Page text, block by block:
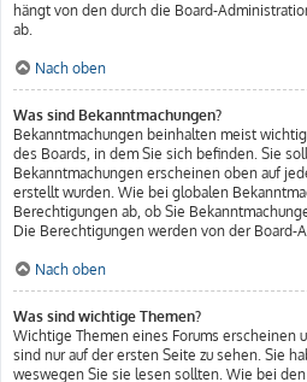
hängt von den durch die Board-
ab.
Nach oben
Was sind Bekanntmachungen?
Bekanntmachungen beinhalten meist
des Boards, in dem Sie sich befinden. Sie
Bekanntmachungen erscheinen oben auf
erstellt wurden. Wie bei globalen
Berechtigungen ab, ob Sie
Die Berechtigungen werden von der Board-
Nach oben
Was sind wichtige Themen?
Wichtige Themen eines Forums erscheinen
sind nur auf der ersten Seite zu sehen. Sie
weswegen Sie sie lesen sollten. Wie bei